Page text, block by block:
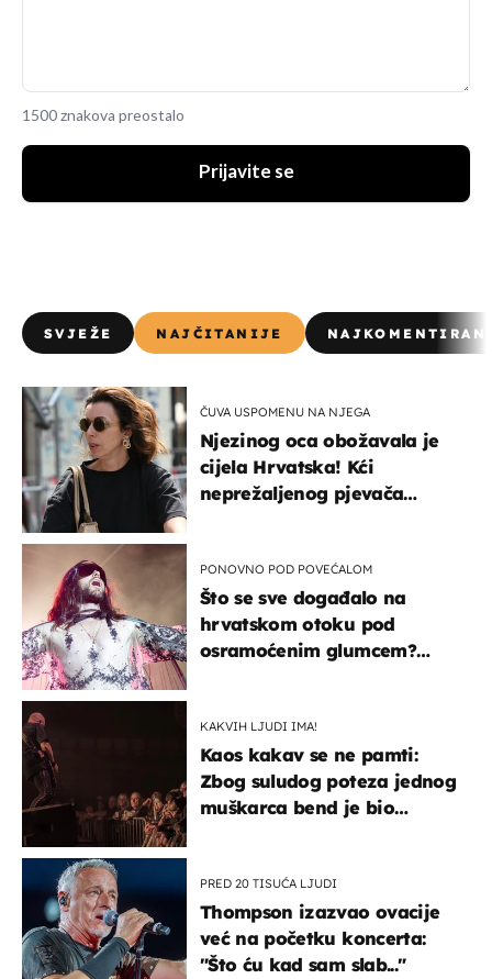
1500 znakova preostalo
Prijavite se
SVJEŽE NAJČITANIJE
ČUVA USPOMENU NA NJEGA
Njezinog oca obožavala je
cijela Hrvatska! Kći
neprežaljenog pjevača
PONOVNO POD POVEĆALOM
Što se sve događalo na
hrvatskom otoku pod
osramoćenim glumcem?
KAKVIH LJUDI IMA!
Kaos kakav se ne pamti:
Zbog suludog poteza jednog
muškarca bend je bio
PRED 20 TISUĆA LJUDI
Thompson izazvao ovacije
već na početku koncerta:
"Što ću kad sam slab..."